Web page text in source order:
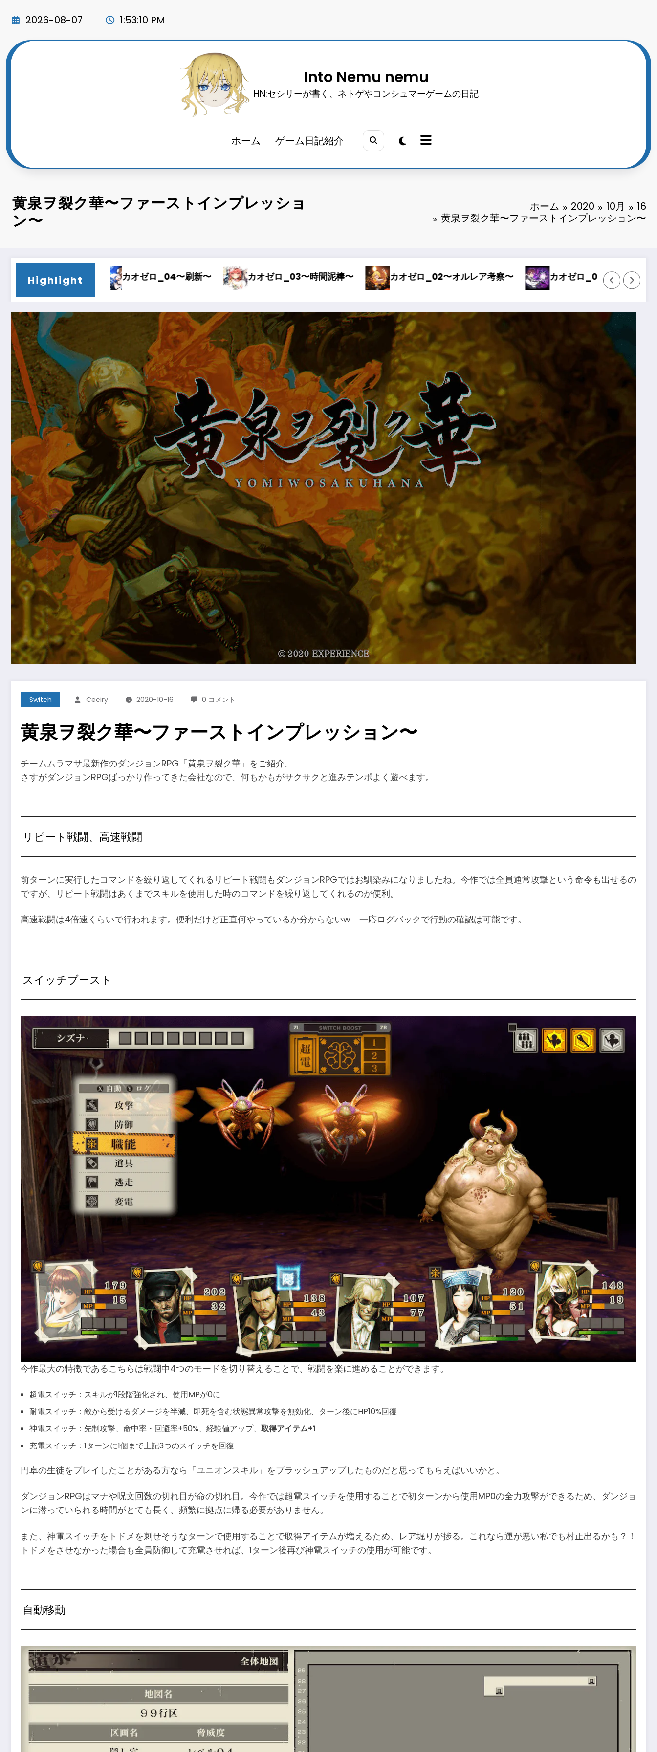
ツ
へ
2026-08-07 1:53:12 PM
Into Nemu nemu
HN:セシリーが書く、ネトゲやコンシュマーゲームの日記
ホーム ゲーム日記紹介
黄泉ヲ裂ク華〜ファーストインプレッショ
ン〜
ホーム 2020 10月
16
黄泉ヲ裂ク華〜ファーストインプレッション〜
Highlightカオゼロ_03〜時間泥棒〜 カオゼロ_02〜オルレア考察〜 カオゼロ_01〜どストライク〜 Wizardry Variants Daphne〜
Switch Ceciry 2020-10-16 0 コメント
黄泉ヲ裂ク華〜ファーストインプレッション〜
チームムラマサ最新作のダンジョンRPG「黄泉ヲ裂ク華」をご紹介。
さすがダンジョンRPGばっかり作ってきた会社なので、何もかもがサクサクと進みテンポよく遊べます。
リピート戦闘、高速戦闘
前ターンに実行したコマンドを繰り返してくれるリピート戦闘もダンジョンRPGではお馴染みになりましたね。今作では全員通常攻撃という命令も出せるの
ですが、リピート戦闘はあくまでスキルを使用した時のコマンドを繰り返してくれるのが便利。
高速戦闘は4倍速くらいで行われます。便利だけど正直何やっているか分からないw 一応ログバックで行動の確認は可能です。
スイッチブースト
今作最大の特徴であるこちらは戦闘中4つのモードを切り替えることで、戦闘を楽に進めることができます。
超電スイッチ：スキルが1段階強化され、使用MPが0に
耐電スイッチ：敵から受けるダメージを半減、即死を含む状態異常攻撃を無効化、ターン後にHP10%回復
神電スイッチ：先制攻撃、命中率・回避率+50%、経験値アップ、 取得アイテム+1
充電スイッチ：1ターンに1個まで上記3つのスイッチを回復
円卓の生徒をプレイしたことがある方なら「ユニオンスキル」をブラッシュアップしたものだと思ってもらえばいいかと。
ダンジョンRPGはマナや呪文回数の切れ目が命の切れ目。今作では超電スイッチを使用することで初ターンから使用MP0の全力攻撃ができるため、ダンジョ
ンに潜っていられる時間がとても長く、頻繁に拠点に帰る必要がありません。
また、神電スイッチをトドメを刺せそうなターンで使用することで取得アイテムが増えるため、レア堀りが捗る。これなら運が悪い私でも村正出るかも？！
トドメをさせなかった場合も全員防御して充電させれば、1ターン後再び神電スイッチの使用が可能です。
自動移動